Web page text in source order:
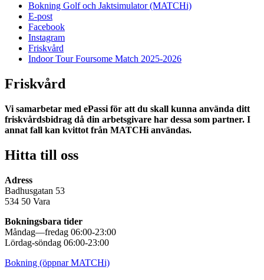
Bokning Golf och Jaktsimulator (MATCHi)
E-post
Facebook
Instagram
Friskvård
Indoor Tour Foursome Match 2025-2026
Friskvård
Vi samarbetar med ePassi för att du skall kunna använda ditt
friskvårdsbidrag då din arbetsgivare har dessa som partner. I
annat fall kan kvittot från MATCHi användas.
Hitta till oss
Adress
Badhusgatan 53
534 50 Vara
Bokningsbara tider
Måndag—fredag 06:00-23:00
Lördag-söndag 06:00-23:00
Bokning (öppnar MATCHi)